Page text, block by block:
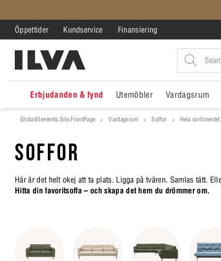
Öppettider Kundservice Finansiering
Erbjudanden & fynd Utemöbler Vardagsrum
GlobalElements.Site.FrontPage Vardagsrum Soffor Hela sortimentet
SOFFOR
Här är det helt okej att ta plats. Ligga på tvären. Samlas tätt.
Hitta din favoritsoffa – och skapa det hem du drömmer om.